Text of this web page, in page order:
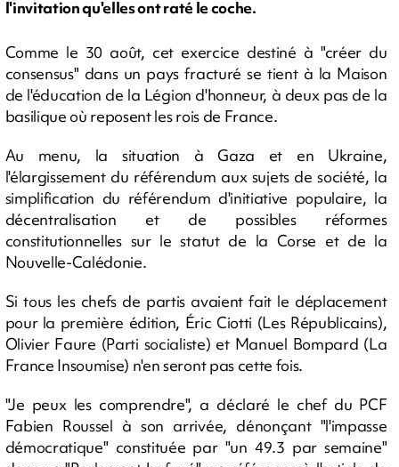
l'invitation qu'elles ont raté le coche.
Comme le 30 août, cet exercice destiné à "créer du
consensus" dans un pays fracturé se tient à la Maison
de l'éducation de la Légion d'honneur, à deux pas de la
basilique où reposent les rois de France.
Au menu, la situation à Gaza et en Ukraine,
l'élargissement du référendum aux sujets de société, la
simplification du référendum d'initiative populaire, la
décentralisation et de possibles réformes
constitutionnelles sur le statut de la Corse et de la
Nouvelle-Calédonie.
Si tous les chefs de partis avaient fait le déplacement
pour la première édition, Éric Ciotti (Les Républicains),
Olivier Faure (Parti socialiste) et Manuel Bompard (La
France Insoumise) n'en seront pas cette fois.
"Je peux les comprendre", a déclaré le chef du PCF
Fabien Roussel à son arrivée, dénonçant "l'impasse
démocratique" constituée par "un 49.3 par semaine"